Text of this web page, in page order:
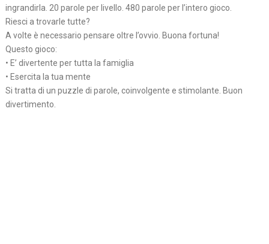
ingrandirla. 20 parole per livello. 480 parole per l’intero gioco.
Riesci a trovarle tutte?
A volte è necessario pensare oltre l’ovvio. Buona fortuna!
Questo gioco:
• E’ divertente per tutta la famiglia
• Esercita la tua mente
Si tratta di un puzzle di parole, coinvolgente e stimolante. Buon
divertimento.